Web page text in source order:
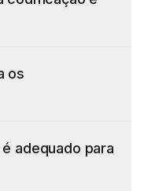
adequado para
um VPS?